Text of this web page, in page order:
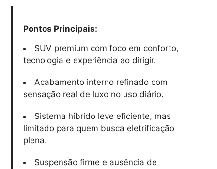
Pontos Principais:
SUV premium com foco em conforto,
tecnologia e experiência ao dirigir.
Acabamento interno refinado com
sensação real de luxo no uso diário.
Sistema híbrido leve eficiente, mas
limitado para quem busca eletrificação
plena.
Suspensão firme e ausência de